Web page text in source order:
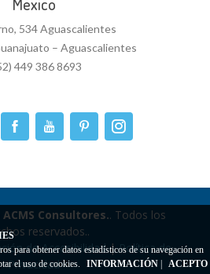
534 Aguascalientes
– Aguascalientes
449 386 8693
ACMS Consultores.. Todos los
reservados..
de Accesibilidad|Política de
Privacidad
para obtener datos estadísticos de su navegación en
el uso de cookies.
INFORMACIÓN ACEPTO